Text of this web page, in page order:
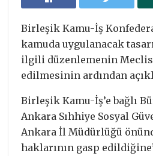
Birleşik Kamu-İş
kamuda uygulanacak
ilgili düzenlemenin
edilmesinin ardından
Birleşik Kamu-İş’e bağlı
Ankara Sıhhiye Sosyal
Ankara İl Müdürlüğü
haklarının gasp